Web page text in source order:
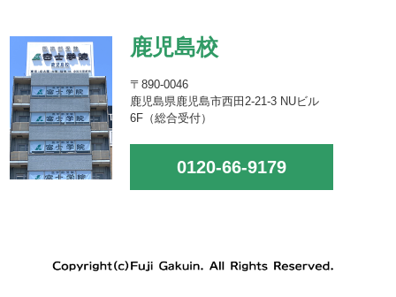
鹿児島校
〒890-0046
鹿児島県鹿児島市西田2-21-3 NUビル
6F（総合受付）
0120-66-9179